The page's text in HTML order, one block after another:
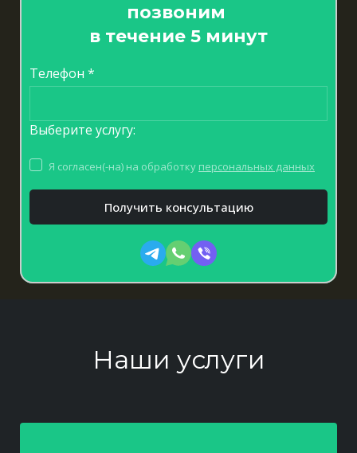
позвоним
в течение 5 минут
Телефон *
Выберите услугу:
Получить консультацию
Я согласен(-на) на обработку персональных данных
Наши услуги